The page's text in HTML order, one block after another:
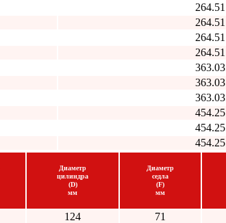
264.51
264.51
264.51
264.51
363.03
363.03
363.03
454.25
454.25
454.25
Диаметр
цилиндра
(D)
мм
Диаметр
седла
(F)
мм
124 71